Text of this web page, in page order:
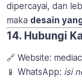
dipercayai, dan
maka desain
14. Hubungi
🔗 Website:
📱 WhatsApp: isi